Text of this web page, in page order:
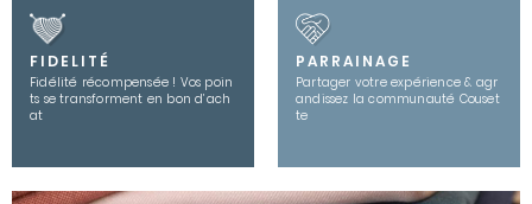
FIDELITÉ
Fidélité récompensée ! Vos poin
ts se transforment en bon d’ach
at
PARRAINAGE
Partager votre expérience & agr
andissez la communauté Couset
te